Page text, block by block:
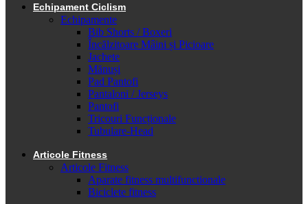
Echipament Ciclism
Echipamente
Bib Shorts / Boxeri
Încălzitoare Mâini și Picioare
Jachete
Mănuși
Pad Pantofi
Pantaloni / Jerseys
Pantofi
Tricouri Funcționale
Tubulare-Head
Articole Fitness
Articole Fitness
Aparate fitness multifunctionale
Biciclete fitness